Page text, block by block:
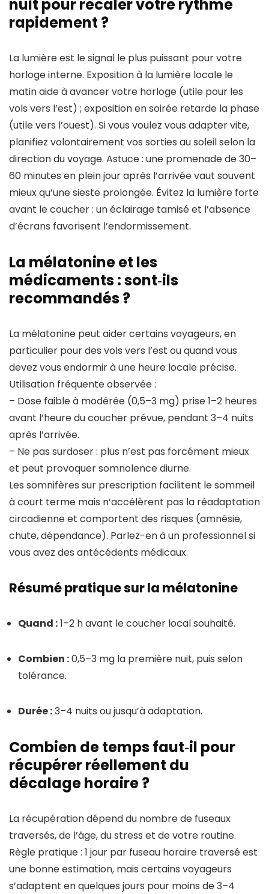
nuit pour recaler votre rythme
rapidement ?
La lumière est le signal le plus puissant pour votre
horloge interne. Exposition à la lumière locale le
matin aide à avancer votre horloge (utile pour les
vols vers l’est) ; exposition en soirée retarde la phase
(utile vers l’ouest). Si vous voulez vous adapter vite,
planifiez volontairement vos sorties au soleil selon la
direction du voyage. Astuce : une promenade de 30–
60 minutes en plein jour après l’arrivée vaut souvent
mieux qu’une sieste prolongée. Évitez la lumière forte
avant le coucher : un éclairage tamisé et l’absence
d’écrans favorisent l’endormissement.
La mélatonine et les
médicaments : sont‑ils
recommandés ?
La mélatonine peut aider certains voyageurs, en
particulier pour des vols vers l’est ou quand vous
devez vous endormir à une heure locale précise.
Utilisation fréquente observée :
– Dose faible à modérée (0,5–3 mg) prise 1–2 heures
avant l’heure du coucher prévue, pendant 3–4 nuits
après l’arrivée.
– Ne pas surdoser : plus n’est pas forcément mieux
et peut provoquer somnolence diurne.
Les somnifères sur prescription facilitent le sommeil
à court terme mais n’accélèrent pas la réadaptation
circadienne et comportent des risques (amnésie,
chute, dépendance). Parlez-en à un professionnel si
vous avez des antécédents médicaux.
Résumé pratique sur la mélatonine
Quand :1–2 h avant le coucher local souhaité.
Combien :0,5–3 mg la première nuit, puis selon
tolérance.
Durée :3–4 nuits ou jusqu’à adaptation.
Combien de temps faut‑il pour
récupérer réellement du
décalage horaire ?
La récupération dépend du nombre de fuseaux
traversés, de l’âge, du stress et de votre routine.
Règle pratique : 1 jour par fuseau horaire traversé est
une bonne estimation, mais certains voyageurs
s’adaptent en quelques jours pour moins de 3–4